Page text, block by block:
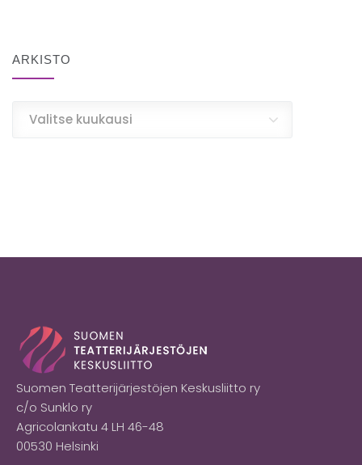
ARKISTO
Valitse kuukausi
Suomen Teatterijärjestöjen Keskusliitto ry
c/o Sunklo ry
Agricolankatu 4 LH 46-48
00530 Helsinki